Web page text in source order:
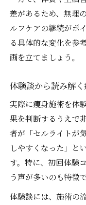
方法
体験で分かる
痩身実例か
体験談が伝
痩身施術の
実例に学ぶ
コース選択に
痩身コー
実例比較
痩身コース
体験談か
差があるため、無理
ルフケアの継続がポ
る具体的な変化を参
画を立てましょう。
体験談から読み解
実際に痩身施術を体
果を判断するうえで
者が「セルライトが
しやすくなった」と
す。特に、初回体験
う声が多いのも特徴で
体験談には、施術の